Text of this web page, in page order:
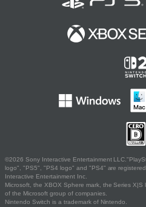
©2026 Sony Interactive Entertainment
logo", "PS5", "PS4 logo" and "PS4" are
Interactive Entertainment Inc.
Microsoft, the XBOX Sphere mark, the Series
of the Microsoft group of companies.
Nintendo Switch is a trademark of Nintendo.